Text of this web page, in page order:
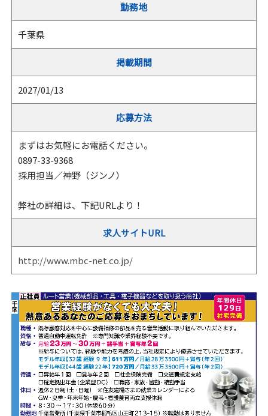
勤務地
千葉県
掲載期間
2027/01/13
応募方法
まずはお気軽にお電話ください。
0897-33-9368
採用担当／神野（ジンノ）
弊社の詳細は、下記URLより！
求人サイトURL
http://www.mbc-net.co.jp/